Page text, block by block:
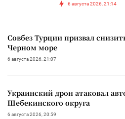
6 августа 2026, 21:14
Совбез Турции призвал
Черном море
6 августа 2026, 21:07
Украинский дрон атаковал
Шебекинского округа
6 августа 2026, 20:59